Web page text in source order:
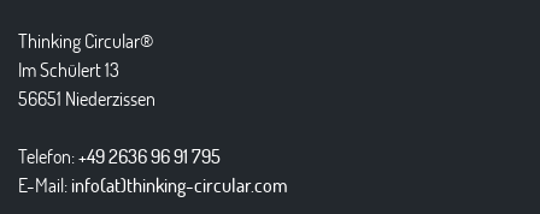
Thinking Circular®
Im Schülert 13
56651 Niederzissen
Telefon:+49 2636 96 91 795
E-Mail:info(at)thinking-circular.com